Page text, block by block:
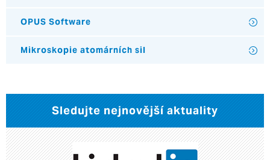
OPUS Software
Mikroskopie atomárních sil
Sledujte nejnovější aktuality